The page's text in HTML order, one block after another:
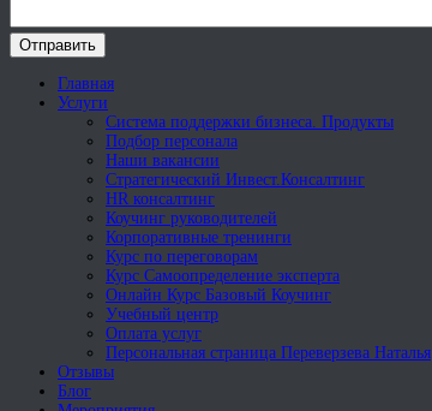
Отправить
Главная
Услуги
Система поддержки бизнеса. Продукты
Подбор персонала
Наши вакансии
Стратегический Инвест.Консалтинг
HR консалтинг
Коучинг руководителей
Корпоративные тренинги
Курс по переговорам
Курс Самоопределение эксперта
Онлайн Курс Базовый Коучинг
Учебный центр
Оплата услуг
Персональная страница Переверзева Наталья
Отзывы
Блог